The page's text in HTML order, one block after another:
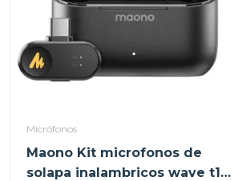
Micrófonos
Maono Kit microfonos de
solapa inalambricos wave t1